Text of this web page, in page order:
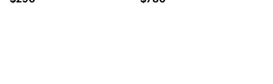
子座禮物/送女生/化妝品禮物/眼
日禮物/新品上架)